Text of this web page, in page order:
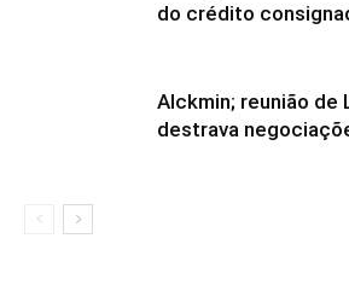
do crédito
Alckmin; reunião de
destrava